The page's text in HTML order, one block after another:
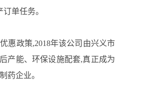
单任务。
惠政策,2018年该公司由兴义市
产能、环保设施配套,真正成为
药企业。